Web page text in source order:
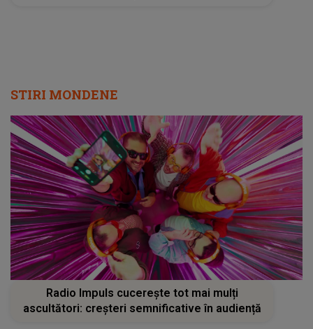
STIRI MONDENE
Radio Impuls cucerește tot mai mulți
ascultători: creșteri semnificative în audiență